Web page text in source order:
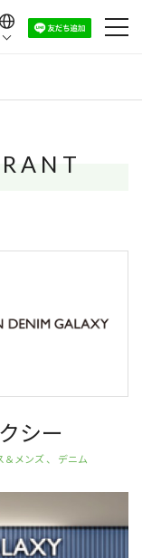
シー
＆メンズ 、 デニム